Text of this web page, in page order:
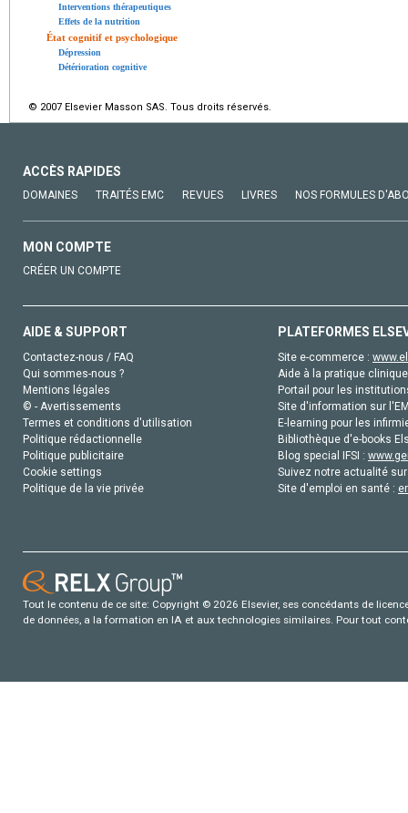
Interventions thérapeutiques
Effets de la nutrition
État cognitif et psychologique
Dépression
Détérioration cognitive
© 2007 Elsevier Masson SAS. Tous droits réservés.
ACCÈS RAPIDES
DOMAINES TRAITÉS EMC REVUES LIVRES NOS FORMULES
MON COMPTE
CRÉER UN COMPTE
AIDE & SUPPORT
Contactez-nous / FAQ
Qui sommes-nous ?
Mentions légales
© - Avertissements
Termes et conditions d'utilisation
Politique rédactionnelle
Politique publicitaire
Cookie settings
Politique de la vie privée
PLATEFORMES
Site e-commerce :
Aide à la pratique
Portail pour les
Site d'information sur
E-learning pour les
Bibliothèque d'e-books
Blog special IFSI :
Suivez notre actualité
Site d'emploi en santé :
Tout le contenu de ce site: Copyright © 2026 Elsevier, ses concédants de
de données, a la formation en IA et aux technologies similaires. Pour tout